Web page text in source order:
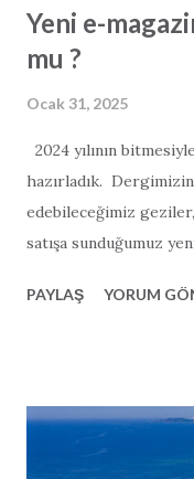
Yeni e-
mu ?
Ocak 31, 2025
2024 yılının
hazırladık.
edebileceğimiz
satışa sunduğumuz
manzara fotoğrafı ve
PAYLAŞ YORUM